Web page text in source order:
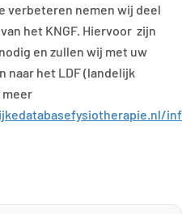
verbeteren nemen wij deel
het KNGF. Hiervoor zijn
en zullen wij met uw
naar het LDF (landelijk
meer